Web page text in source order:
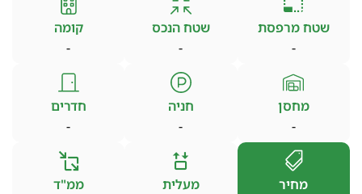
קומה
-
שטח הנכס
-
שטח מרפסת
-
חדרים
-
חניה
-
מחסן
-
ממ"ד
מעלית
מחיר